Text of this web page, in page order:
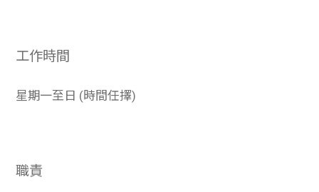
工作時間
星期一至日 (時間任擇)
職責